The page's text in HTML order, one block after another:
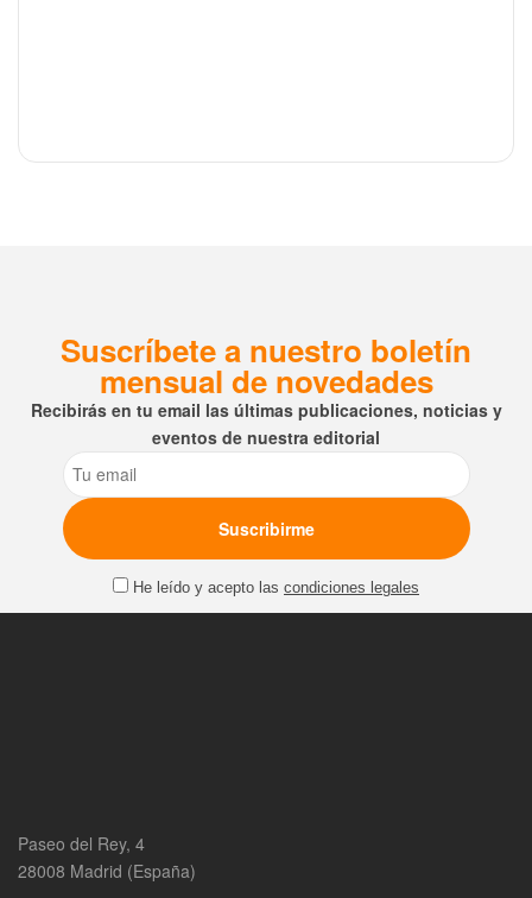
Suscríbete a nuestro boletín
mensual de novedades
Recibirás en tu email las últimas publicaciones, noticias y
eventos de nuestra editorial
Email
He leído y acepto las condiciones legales
Paseo del Rey, 4
28008 Madrid (España)